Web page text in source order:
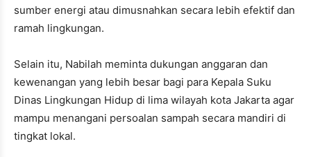
sumber energi atau dimusnahkan secara lebih efektif dan
ramah lingkungan.
Selain itu, Nabilah meminta dukungan anggaran dan
kewenangan yang lebih besar bagi para Kepala Suku
Dinas Lingkungan Hidup di lima wilayah kota Jakarta agar
mampu menangani persoalan sampah secara mandiri di
tingkat lokal.